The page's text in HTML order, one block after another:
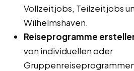
Vollzeitjobs, Teilzeitjobs
Wilhelmshaven.
Reiseprogramme
von individuellen oder